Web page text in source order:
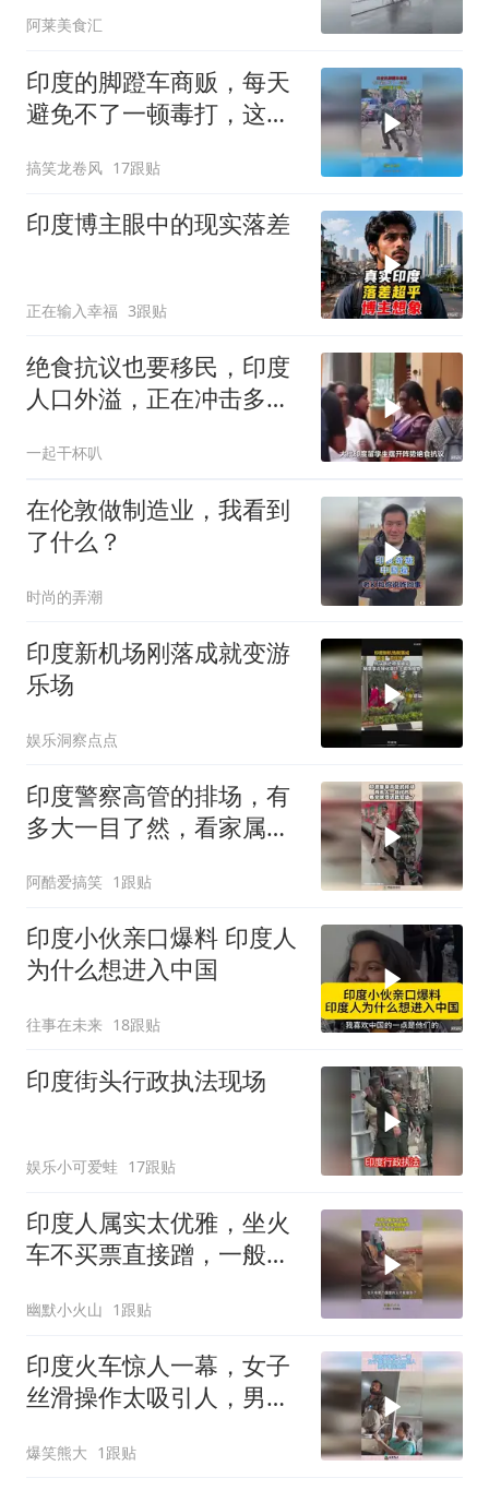
阿莱美食汇
印度的脚蹬车商贩，每天
避免不了一顿毒打，这场
搞笑龙卷风 17跟贴
印度博主眼中的现实落差
正在输入幸福 3跟贴
绝食抗议也要移民，印度
人口外溢，正在冲击多个
一起干杯叭
在伦敦做制造业，我看到
了什么？
时尚的弄潮
印度新机场刚落成就变游
乐场
娱乐洞察点点
印度警察高管的排场，有
多大一目了然，看家属待
阿酷爱搞笑 1跟贴
印度小伙亲口爆料 印度人
为什么想进入中国
往事在未来 18跟贴
印度街头行政执法现场
娱乐小可爱蛙 17跟贴
印度人属实太优雅，坐火
车不买票直接蹭，一般人
幽默小火山 1跟贴
印度火车惊人一幕，女子
丝滑操作太吸引人，男子
爆笑熊大 1跟贴